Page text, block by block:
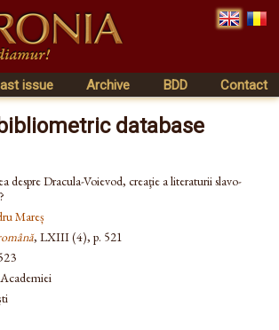
issue Archive BDD Contact
database
despre Dracula-Voievod, creaţie a literaturii slavo-
Mareș
, LXIII (4), p. 521